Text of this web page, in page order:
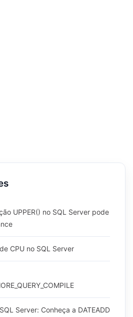
UPPER() no SQL Server pode
CPU no SQL Server
Server: Conheça a DATEADD